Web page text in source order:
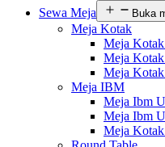
Sewa Meja
Buka
Meja Kotak
Meja
Meja
Meja
Meja IBM
Meja Ibm
Meja Ibm
Meja